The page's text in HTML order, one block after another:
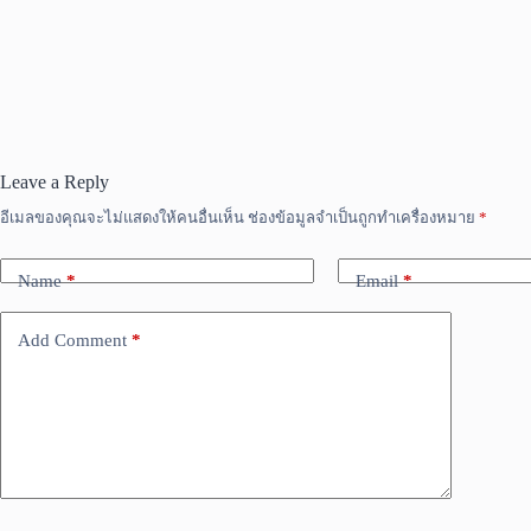
Leave a Reply
อีเมลของคุณจะไม่แสดงให้คนอื่นเห็น ช่องข้อมูลจำเป็นถูกทำเครื่องหมาย *
Name* Email*
Add Comment *